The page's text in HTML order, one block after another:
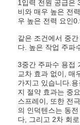
로보틱 스팟 웨
레이저 용접기
스터드 용접기
킥리스 케이블
핵심 공급 장치
1입력 전원 공급은
비와 매우 높은 전
우 높은 전력 요인
같은 조건에서 중
다. 높은 작업 주파
3중간 주파수 용접
교차 효과 없이, 매
가지고 있습니다.
지 절약 효과는 중
스프레이, 또한 전
의 인덕텐스는 동
다, 그리고 2차 회